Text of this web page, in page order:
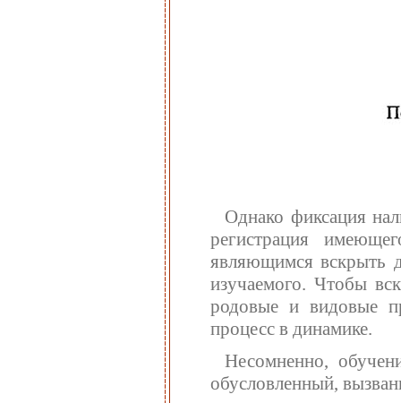
Однако фиксация
регистрация
являющимся вскрыть
изучаемого. Чтобы
родовые и видовые
процесс в динамике.
Несомненно,
обусловленный,